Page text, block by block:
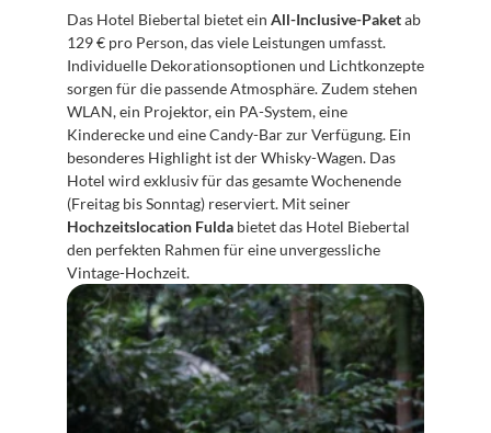
Das Hotel Biebertal bietet ein All-Inclusive-Paket ab
129 € pro Person, das viele Leistungen umfasst.
Individuelle Dekorationsoptionen und Lichtkonzepte
sorgen für die passende Atmosphäre. Zudem stehen
WLAN, ein Projektor, ein PA-System, eine
Kinderecke und eine Candy-Bar zur Verfügung. Ein
besonderes Highlight ist der Whisky-Wagen. Das
Hotel wird exklusiv für das gesamte Wochenende
Hochzeitslocation Fulda bietet das Hotel Biebertal
den perfekten Rahmen für eine unvergessliche
Vintage-Hochzeit.